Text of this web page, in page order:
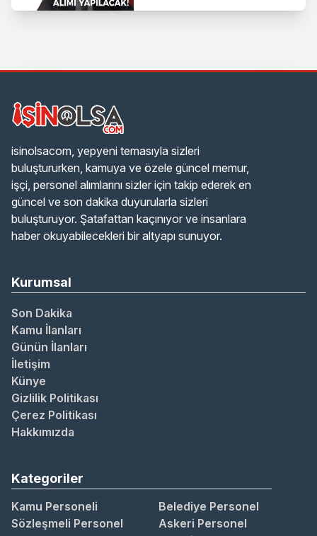
Bin ve 2. Etap 18 Bin
isinolsacom, yepyeni temasıyla sizleri
buluştururken, kamuya ve özele güncel memur,
işçi, personel alımlarını sizler için takip ederek en
güncel ve son dakika duyurularla sizleri
buluşturuyor. Şatafattan kaçınıyor ve insanlara
haber okuyabilecekleri bir altyapı sunuyor.
Kurumsal
Son Dakika
Kamu İlanları
Günün İlanları
İletişim
Künye
Gizlilik Politikası
Çerez Politikası
Hakkımızda
Kategoriler
Kamu Personeli
Belediye Personel
Sözleşmeli Personel
Askeri Personel